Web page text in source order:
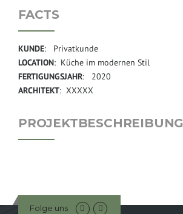
FACTS
KUNDE: Privatkunde
LOCATION: Küche im modernen Stil
FERTIGUNGSJAHR: 2020
ARCHITEKT: XXXXX
PROJEKTBESCHREIBUNG
Folge uns